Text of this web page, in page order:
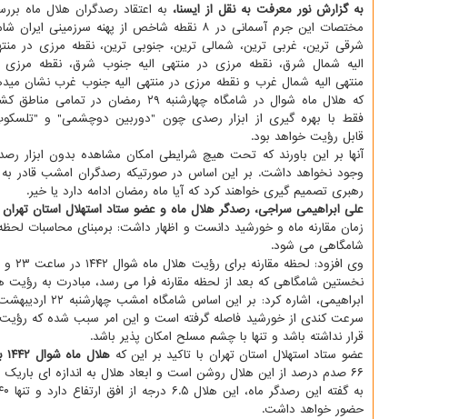
به گزارش نور معرفت به نقل از ایسنا، به اعتقاد رصدگران هلال ماه
مختصات این جرم آسمانی در ۸ نقطه شاخص از پهنه سرزمینی ایران
شرقی ترین، غربی ترین، شمالی ترین، جنوبی ترین، نقطه مرزی در
الیه شمال شرق، نقطه مرزی در منتهی الیه جنوب شرق، نقطه مرزی
منتهی الیه شمال غرب و نقطه مرزی در منتهی الیه جنوب غرب نشان
که هلال ماه شوال در شامگاه چهارشنبه ۲۹ رمضان در تمامی
فقط با بهره گیری از ابزار رصدی چون "دوربین دوچشمی" و
قابل رؤیت خواهد بود.
آنها بر این باورند که تحت هیچ شرایطی امکان مشاهده بدون ابزار
وجود نخواهد داشت. بر این اساس در صورتیکه رصدگران امشب قادر
رهبری تصمیم گیری خواهند کرد که آیا ماه رمضان ادامه دارد یا خیر.
علی ابراهیمی سراجی، رصدگر هلال ماه و عضو ستاد استهلال استان
زمان مقارنه ماه و خورشید دانست و اظهار داشت: برمبنای محاسبات
شامگاهی می شود.
نخستین شامگاهی که بعد از لحظه مقارنه فرا می رسد، مبادرت به رؤیت
ابراهیمی،
قرار نداشته باشد و تنها با چشم مسلح امکان پذیر باشد.
عضو ستاد استهلال استان تهران با تاکید بر این که هلال ماه شوال ۱۴۴۲ با چشم غیر مسلح قابل مشاهده در پهنه آسمان ایران نیست،
۶۶ صدم درصد از این هلال روشن است و ابعاد هلال به اندازه ای باریک است که با چشم دیده نمی گردد.
حضور خواهد داشت.